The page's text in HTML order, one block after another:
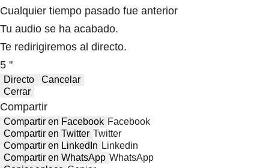
Cualquier tiempo pasado fue anterior
Tu audio se ha acabado.
Te redirigiremos al directo.
5 "
Directo
Cancelar
Cerrar
Compartir
Compartir en Facebook Facebook
Compartir en Twitter Twitter
Compartir en LinkedIn Linkedin
Compartir en WhatsApp WhatsApp